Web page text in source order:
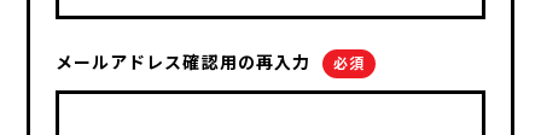
メールアドレス確認用の再入力 必須